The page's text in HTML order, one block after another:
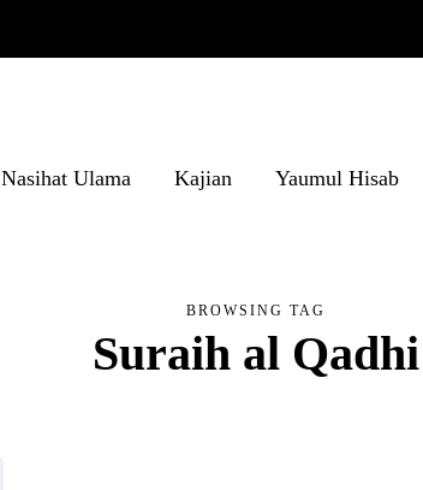
Nasihat Ulama Kajian Yaumul Hisab
BROWSING TAG
Suraih al Qadhi